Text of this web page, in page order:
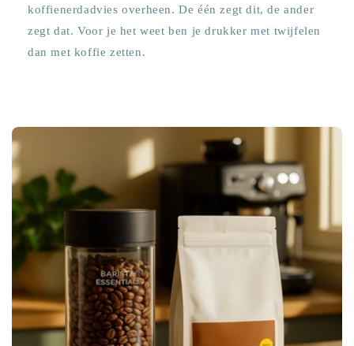
koffienerdadvies overheen. De één zegt dit, de ander
zegt dat. Voor je het weet ben je drukker met twijfelen
dan met koffie zetten.